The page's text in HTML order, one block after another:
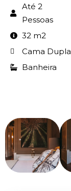
Até 2
Pessoas
32 m2
Cama Dupla
Banheira